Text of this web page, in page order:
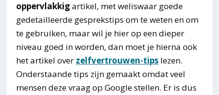
oppervlakkigartikel, met weliswaar goede
gedetailleerde gesprekstips om te weten en om
te gebruiken, maar wil je hier op een dieper
niveau goed in worden, dan moet je hierna ook
het artikel over zelfvertrouwen-tips lezen.
Onderstaande tips zijn gemaakt omdat veel
mensen deze vraag op Google stellen. Er is dus